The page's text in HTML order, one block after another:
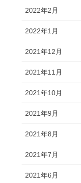
2022年2月
2022年1月
2021年12月
2021年11月
2021年10月
2021年9月
2021年8月
2021年7月
2021年6月